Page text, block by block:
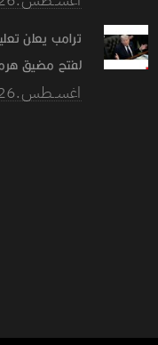
ترامب يعلن
لفتح مضيق
02 اغســطس.2026 - 16:15